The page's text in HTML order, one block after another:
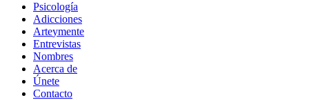
Psicología
Adicciones
Arteymente
Entrevistas
Nombres
Acerca de
Únete
Contacto